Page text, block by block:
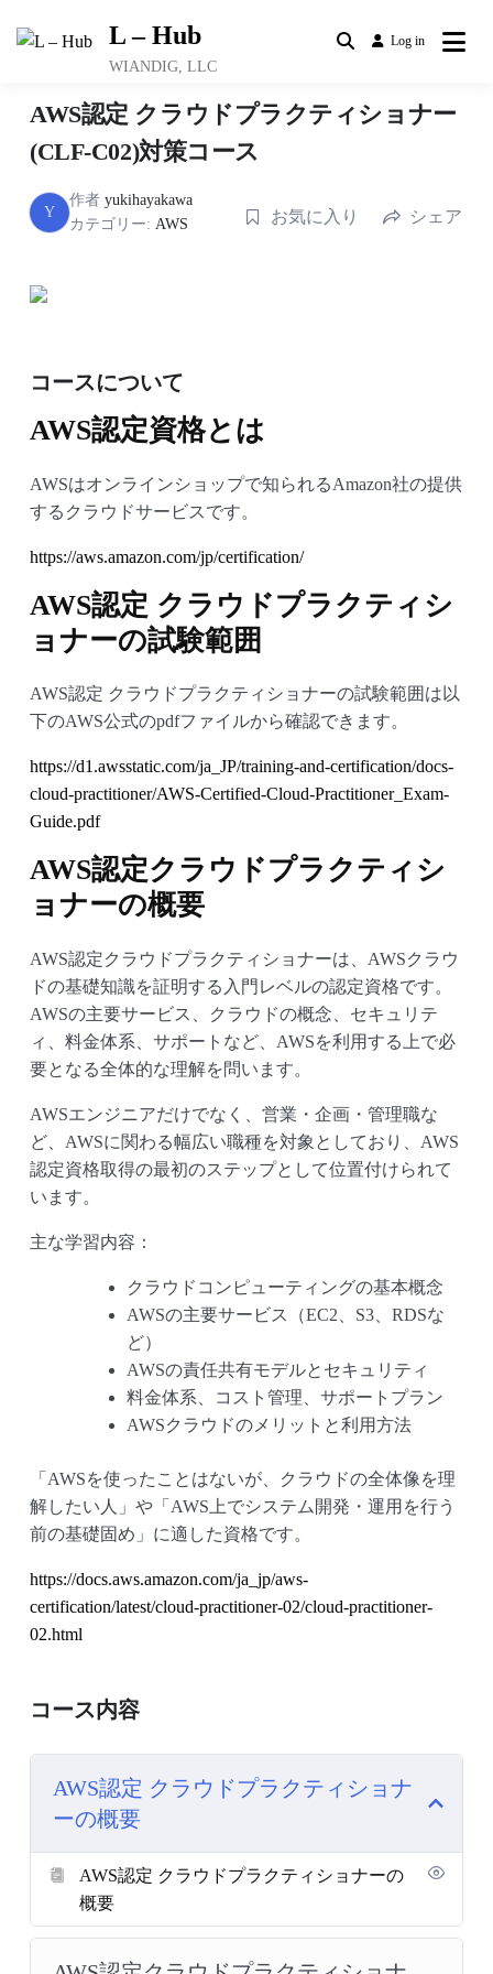
L – Hub
WIANDIG, LLC
Log in
AWS認定 クラウドプラクティショナー
(CLF-C02)対策コース
Y
作者 yukihayakawa
カテゴリー: AWS お気に入り シェア
コースについて
AWS認定資格とは
AWSはオンラインショップで知られるAmazon社の提供
するクラウドサービスです。
https://aws.amazon.com/jp/certification/
AWS認定 クラウドプラクティシ
ョナーの試験範囲
AWS認定 クラウドプラクティショナーの試験範囲は以
下のAWS公式のpdfファイルから確認できます。
https://d1.awsstatic.com/ja_JP/training-and-certification/docs-
cloud-practitioner/AWS-Certified-Cloud-Practitioner_Exam-
Guide.pdf
AWS認定クラウドプラクティシ
ョナーの概要
AWS認定クラウドプラクティショナーは、AWSクラウ
ドの基礎知識を証明する入門レベルの認定資格です。
AWSの主要サービス、クラウドの概念、セキュリテ
ィ、料金体系、サポートなど、AWSを利用する上で必
要となる全体的な理解を問います。
AWSエンジニアだけでなく、営業・企画・管理職な
ど、AWSに関わる幅広い職種を対象としており、AWS
認定資格取得の最初のステップとして位置付けられて
います。
主な学習内容：
クラウドコンピューティングの基本概念
AWSの主要サービス（EC2、S3、RDSな
ど）
AWSの責任共有モデルとセキュリティ
料金体系、コスト管理、サポートプラン
AWSクラウドのメリットと利用方法
「AWSを使ったことはないが、クラウドの全体像を理
解したい人」や「AWS上でシステム開発・運用を行う
前の基礎固め」に適した資格です。
https://docs.aws.amazon.com/ja_jp/aws-
certification/latest/cloud-practitioner-02/cloud-practitioner-
02.html
コース内容
AWS認定 クラウドプラクティショナ
ーの概要
AWS認定 クラウドプラクティショナーの
概要